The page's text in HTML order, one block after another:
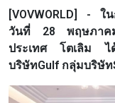
[VOVWORLD] - ใ
วันที่ 28 พฤษภาค
ประเทศ โตเลิม ไ
บริษัทGulf กลุ่มบริษัท